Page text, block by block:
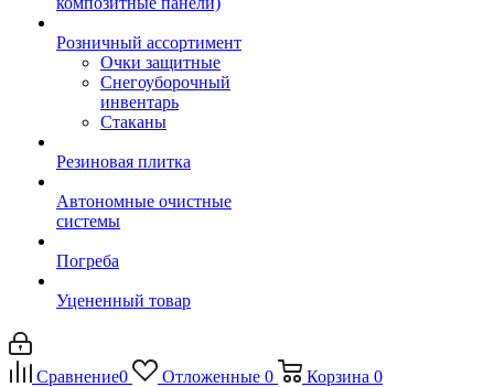
Розничный ассортимент
Очки защитные
Снегоуборочный
инвентарь
Стаканы
Резиновая плитка
Автономные очистные
системы
Погреба
Уцененный товар
Сравнение0 Отложенные 0 Корзина 0